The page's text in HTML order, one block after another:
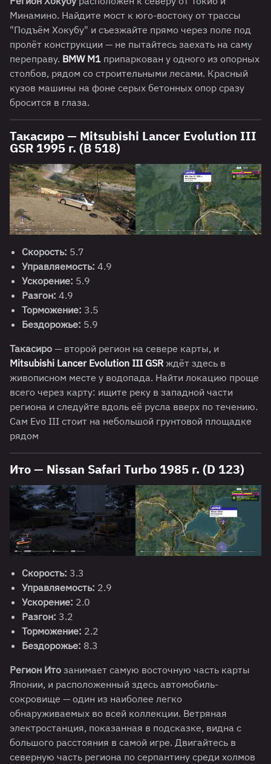
Минамино. Найдите мост к юго-востоку от трассы
"Подъём Хокубу" и съезжайте прямо через поле под
пролёт конструкции — не пытайтесь заехать на саму
переправу. BMW M1 припаркован у одного из опорных
столбов, рядом со строительными лесами. Красный
кузов машины на фоне серых бетонных опор сразу
бросится в глаза.
Такасиро — Mitsubishi Lancer Evolution III
GSR 1995 г. (B 518)
Скорость: 5.7
Управляемость: 4.9
Ускорение: 5.9
Разгон: 4.9
Торможение: 3.5
Бездорожье: 5.9
Такасиро — второй регион на севере карты, и
Mitsubishi Lancer Evolution III GSR ждёт здесь в
живописном месте у водопада. Найти локацию проще
всего через карту: ищите реку в западной части
региона и следуйте вдоль её русла вверх по течению.
Сам Evo III стоит на небольшой грунтовой площадке
рядом
Ито — Nissan Safari Turbo 1985 г. (D 123)
Скорость: 3.3
Управляемость: 2.9
Ускорение: 2.0
Разгон: 3.2
Торможение: 2.2
Бездорожье: 8.3
Регион Ито занимает самую восточную часть карты
Японии, и расположенный здесь автомобиль-
сокровище — один из наиболее легко
обнаруживаемых во всей коллекции. Ветряная
электростанция, показанная в подсказке, видна с
большого расстояния в самой игре. Двигайтесь в
северную часть региона по серпантину среди холмов